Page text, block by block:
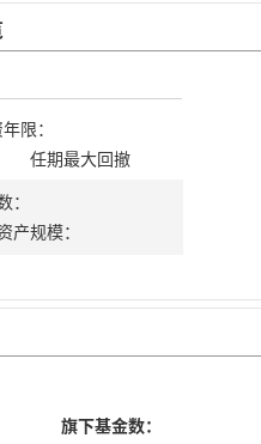
限：
任期最大回撤
产规模：
旗下基金数：